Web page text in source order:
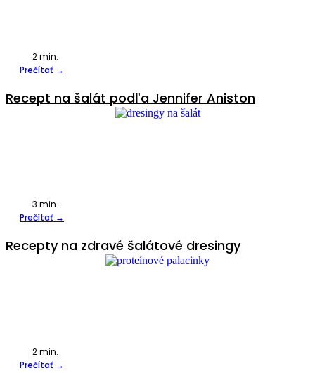
2min.
Prečítať →
Recept na šalát podľa Jennifer Aniston
3 min.
Prečítať →
Recepty na zdravé šalátové dresingy
2min.
Prečítať →